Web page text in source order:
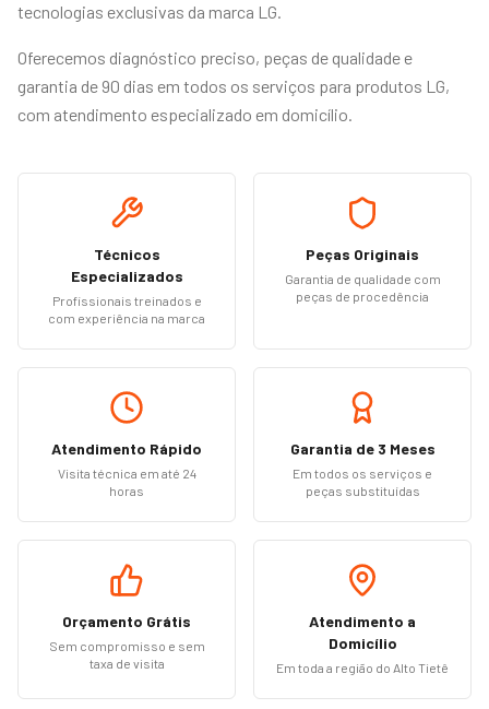
tecnologias exclusivas da marca LG.
Oferecemos diagnóstico preciso, peças de qualidade e
garantia de 90 dias em todos os serviços para produtos LG,
com atendimento especializado em domicílio.
Técnicos
Especializados
Profissionais treinados e
com experiência na marca
Peças Originais
Garantia de qualidade com
peças de procedência
Atendimento Rápido
Visita técnica em até 24
horas
Garantia de 3 Meses
Em todos os serviços e
peças substituídas
Orçamento Grátis
Sem compromisso e sem
taxa de visita
Atendimento a
Domicílio
Em toda a região do Alto Tietê